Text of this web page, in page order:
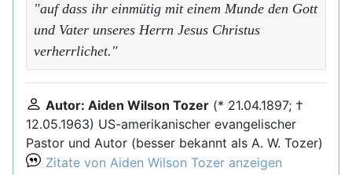
"auf dass ihr einmütig mit einem Munde den Gott
und Vater unseres Herrn Jesus Christus
verherrlichet."
Autor: Aiden Wilson Tozer (* 21.04.1897; †
12.05.1963) US-amerikanischer evangelischer
Pastor und Autor (besser bekannt als A. W. Tozer)
Zitate von Aiden Wilson Tozer anzeigen